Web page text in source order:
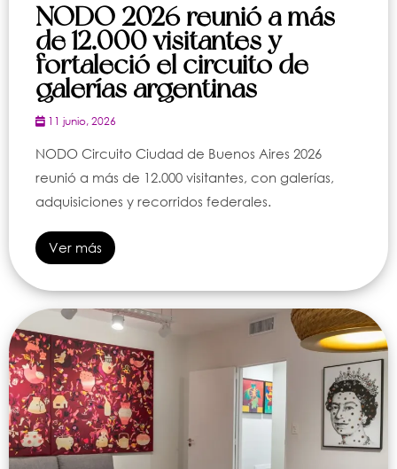
NODO 2026 reunió a más
de 12.000 visitantes y
fortaleció el circuito de
galerías argentinas
11 junio, 2026
NODO Circuito Ciudad de Buenos Aires 2026
reunió a más de 12.000 visitantes, con galerías,
adquisiciones y recorridos federales.
Ver más